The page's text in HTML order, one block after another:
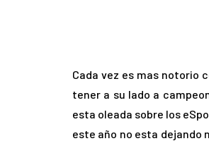
Cada vez es mas notorio
tener a su lado a
esta oleada sobre los
este año no esta dejando